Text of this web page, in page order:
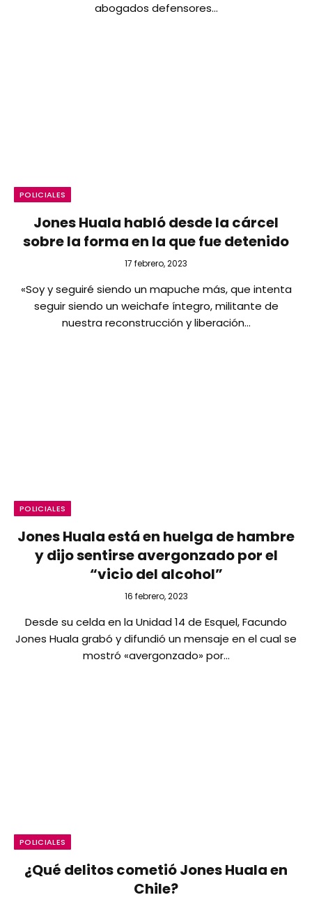
abogados defensores…
POLICIALES
Jones Huala habló desde la cárcel
sobre la forma en la que fue detenido
17 febrero, 2023
«Soy y seguiré siendo un mapuche más, que intenta
seguir siendo un weichafe íntegro, militante de
nuestra reconstrucción y liberación…
POLICIALES
Jones Huala está en huelga de hambre
y dijo sentirse avergonzado por el
“vicio del alcohol”
16 febrero, 2023
Desde su celda en la Unidad 14 de Esquel, Facundo
Jones Huala grabó y difundió un mensaje en el cual se
mostró «avergonzado» por…
POLICIALES
¿Qué delitos cometió Jones Huala en
Chile?